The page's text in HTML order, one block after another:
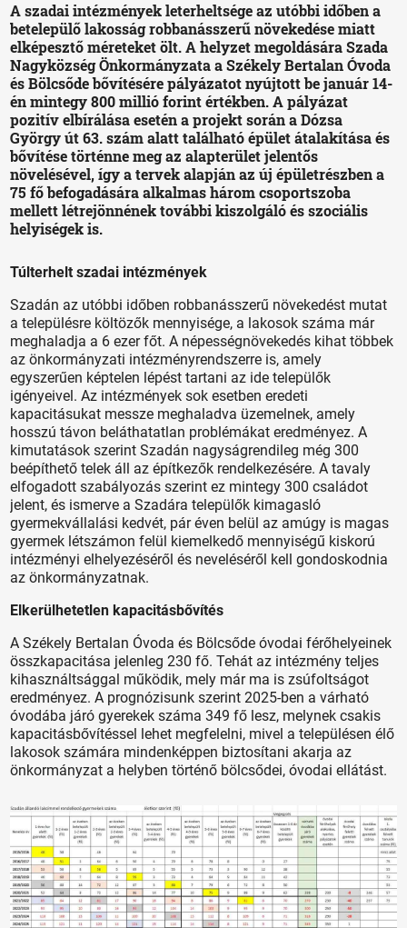
A szadai intézmények leterheltsége az utóbbi időben a
betelepülő lakosság robbanásszerű növekedése miatt
elképesztő méreteket ölt. A helyzet megoldására Szada
Nagyközség Önkormányzata a Székely Bertalan Óvoda
és Bölcsőde bővítésére pályázatot nyújtott be január 14-
én mintegy 800 millió forint értékben. A pályázat
pozitív elbírálása esetén a projekt során a Dózsa
György út 63. szám alatt található épület átalakítása és
bővítése történne meg az alapterület jelentős
növelésével, így a tervek alapján az új épületrészben a
75 fő befogadására alkalmas három csoportszoba
mellett létrejönnének további kiszolgáló és szociális
helyiségek is.
Túlterhelt szadai intézmények
Szadán az utóbbi időben robbanásszerű növekedést mutat
a településre költözők mennyisége, a lakosok száma már
meghaladja a 6 ezer főt. A népességnövekedés kihat többek
az önkormányzati intézményrendszerre is, amely
egyszerűen képtelen lépést tartani az ide települők
igényeivel. Az intézmények sok esetben eredeti
kapacitásukat messze meghaladva üzemelnek, amely
hosszú távon beláthatatlan problémákat eredményez. A
kimutatások szerint Szadán nagyságrendileg még 300
beépíthető telek áll az építkezők rendelkezésére. A tavaly
elfogadott szabályozás szerint ez mintegy 300 családot
jelent, és ismerve a Szadára települők kimagasló
gyermekvállalási kedvét, pár éven belül az amúgy is magas
gyermek létszámon felül kiemelkedő mennyiségű kiskorú
intézményi elhelyezéséről és neveléséről kell gondoskodnia
az önkormányzatnak.
Elkerülhetetlen kapacitásbővítés
A Székely Bertalan Óvoda és Bölcsőde óvodai férőhelyeinek
összkapacitása jelenleg 230 fő. Tehát az intézmény teljes
kihasználtsággal működik, mely már ma is zsúfoltságot
eredményez. A prognózisunk szerint 2025-ben a várható
óvodába járó gyerekek száma 349 fő lesz, melynek csakis
kapacitásbővítéssel lehet megfelelni, mivel a településen élő
lakosok számára mindenképpen biztosítani akarja az
önkormányzat a helyben történő bölcsődei, óvodai ellátást.